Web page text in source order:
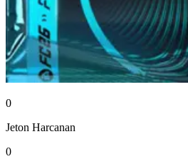
0
Jeton Harcanan
0